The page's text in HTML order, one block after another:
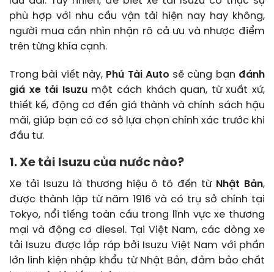
phù hợp với nhu cầu vận tải hiện nay hay không,
người mua cần nhìn nhận rõ cả ưu và nhược điểm
trên từng khía cạnh.
Trong bài viết này, Phú Tài Auto sẽ cùng bạn đánh
giá xe tải Isuzumột cách khách quan, từ xuất xứ,
thiết kế, động cơ đến giá thành và chính sách hậu
mãi, giúp bạn có cơ sở lựa chọn chính xác trước khi
đầu tư.
1. Xe tải Isuzu của nước nào?
Xe tải Isuzu là thương hiệu ô tô đến từ Nhật Bản,
được thành lập từ năm 1916 và có trụ sở chính tại
Tokyo, nổi tiếng toàn cầu trong lĩnh vực xe thương
mại và động cơ diesel. Tại Việt Nam, các dòng xe
tải Isuzu được lắp ráp bởi Isuzu Việt Nam với phần
lớn linh kiện nhập khẩu từ Nhật Bản, đảm bảo chất